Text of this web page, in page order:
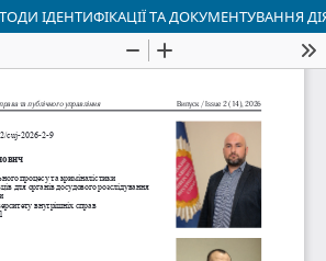
ІДЕНТИФІКАЦІЇ ТА ДОКУМЕНТУВАННЯ